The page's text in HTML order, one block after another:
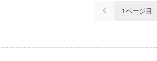
keyboard_arrow_left